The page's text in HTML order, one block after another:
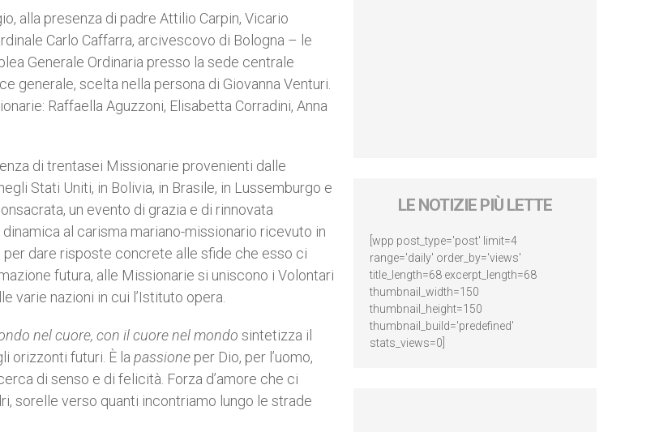
alla presenza di padre Attilio Carpin, Vicario
Carlo Caffarra, arcivescovo di Bologna – le
Generale Ordinaria presso la sede centrale
generale, scelta nella persona di Giovanna Venturi.
Raffaella Aguzzoni, Elisabetta Corradini, Anna
di trentasei Missionarie provenienti dalle
Stati Uniti, in Bolivia, in Brasile, in Lussemburgo e
un evento di grazia e di rinnovata
al carisma mariano-missionario ricevuto in
dare risposte concrete alle sfide che esso ci
futura, alle Missionarie si uniscono i Volontari
varie nazioni in cui l’Istituto opera.
nel cuore, con il cuore nel mondo sintetizza il
orizzonti futuri. È la passione per Dio, per l’uomo,
di senso e di felicità. Forza d’amore che ci
sorelle verso quanti incontriamo lungo le strade
LE NOTIZIE PIÙ LETTE
[wpp post_type='post' limit=4
range='daily' order_by='views'
title_length=68 excerpt_length=68
thumbnail_width=150
thumbnail_height=150
thumbnail_build='predefined'
stats_views=0]